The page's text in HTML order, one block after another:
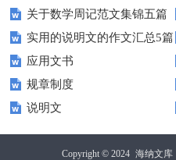
300字3篇
关于数学周记范文集锦五篇
实用的说明文的作文汇总5篇
应用文书
规章制度
说明文
Copyright © 2024 海纳文库